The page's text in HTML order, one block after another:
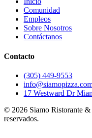
Comunidad
Empleos
Sobre Nosotros
Contáctanos
Contacto
(305) 449-9553
17 Westward Dr
© 2026 Siamo Ristorante
reservados.